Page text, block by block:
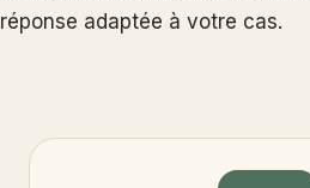
réponse adaptée à votre cas.